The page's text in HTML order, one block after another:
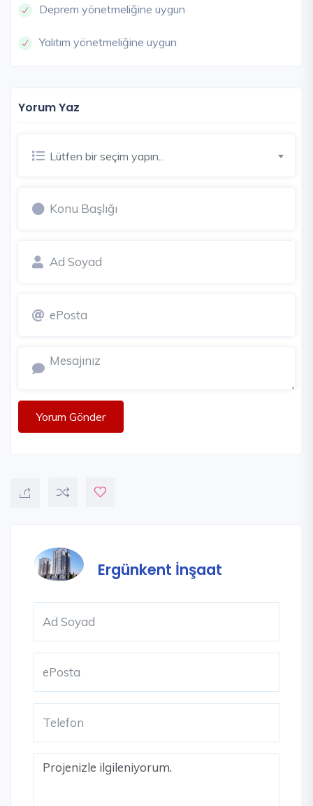
Deprem yönetmeliğine uygun
Yalıtım yönetmeliğine uygun
Yorum Yaz
Lütfen bir seçim yapın...
Yorum Gönder
Ergünkent İnşaat